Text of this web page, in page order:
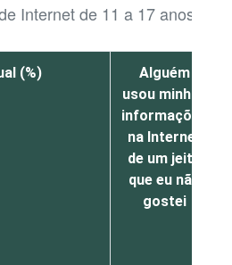
Internet de 11 a 17 anos¹
(%)
Alguém
usou minhas
informações
na Internet
de um jeito
que eu não
gostei